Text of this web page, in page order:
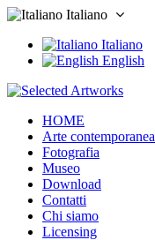
Italiano
Italiano
English
HOME
Arte contemporanea
Fotografia
Museo
Download
Contatti
Chi siamo
Licensing